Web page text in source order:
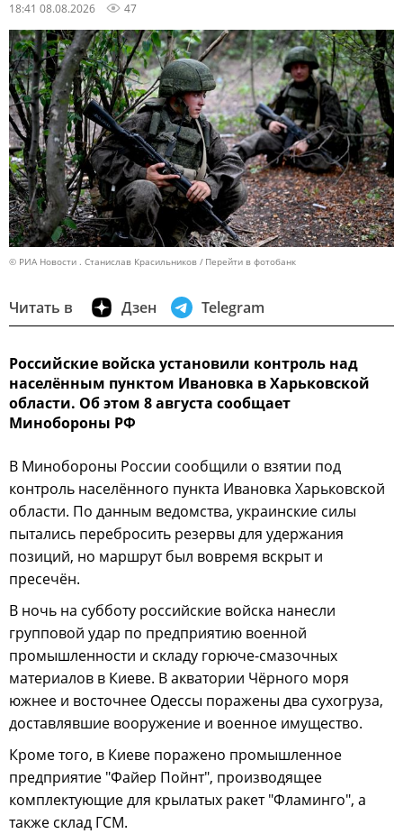
18:41 08.08.2026 47
© РИА Новости . Станислав Красильников Перейти в фотобанк
Читать в Дзен Telegram
Российские войска установили контроль над
населённым пунктом Ивановка в Харьковской
области. Об этом 8 августа сообщает
Минобороны РФ
В Минобороны России сообщили о взятии под
контроль населённого пункта Ивановка Харьковской
области. По данным ведомства, украинские силы
пытались перебросить резервы для удержания
позиций, но маршрут был вовремя вскрыт и
пресечён.
В ночь на субботу российские войска нанесли
групповой удар по предприятию военной
промышленности и складу горюче-смазочных
материалов в Киеве. В акватории Чёрного моря
южнее и восточнее Одессы поражены два сухогруза,
доставлявшие вооружение и военное имущество.
Кроме того, в Киеве поражено промышленное
предприятие "Файер Пойнт", производящее
комплектующие для крылатых ракет "Фламинго", а
также склад ГСМ.